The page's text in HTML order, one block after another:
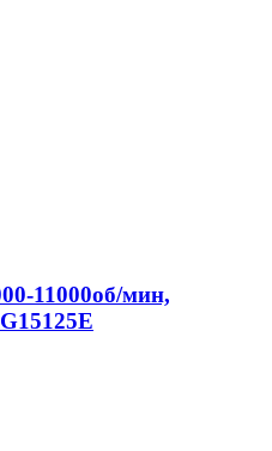
11000об/мин,